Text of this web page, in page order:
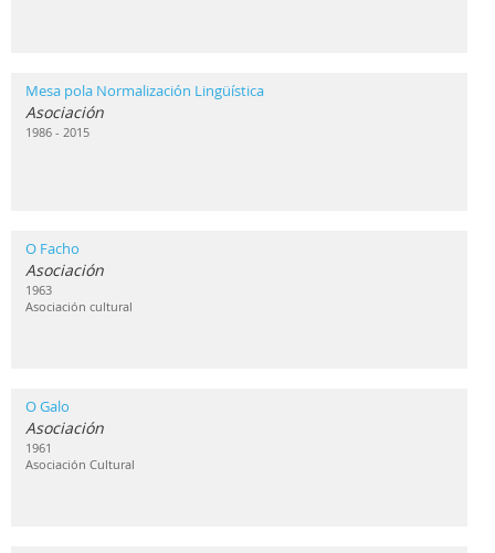
Mesa pola Normalización Lingüística
Asociación
1986 - 2015
O Facho
Asociación
1963
Asociación cultural
O Galo
Asociación
1961
Asociación Cultural